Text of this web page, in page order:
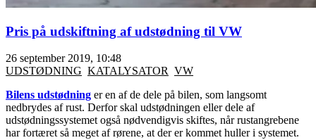
Pris på udskiftning af udstødning til VW
26 september 2019, 10:48
UDSTØDNING KATALYSATOR VW
Bilens udstødning er en af de dele på bilen, som langsomt
nedbrydes af rust. Derfor skal udstødningen eller dele af
udstødningssystemet også nødvendigvis skiftes, når rustangrebene
har fortæret så meget af rørene, at der er kommet huller i systemet.